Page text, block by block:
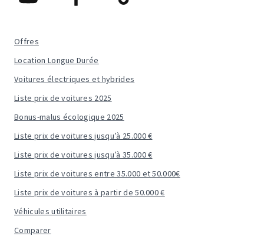
Offres
Location Longue Durée
Voitures électriques et hybrides
Liste prix de voitures 2025
Bonus-malus écologique 2025
Liste prix de voitures jusqu’à 25.000 €
Liste prix de voitures jusqu’à 35.000 €
Liste prix de voitures entre 35.000 et 50.000€
Liste prix de voitures à partir de 50.000 €
Véhicules utilitaires
Comparer